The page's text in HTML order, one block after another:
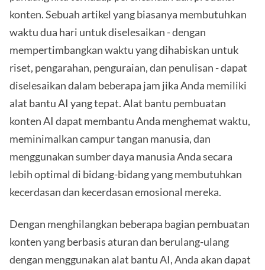
konten. Sebuah artikel yang biasanya membutuhkan
waktu dua hari untuk diselesaikan - dengan
mempertimbangkan waktu yang dihabiskan untuk
riset, pengarahan, penguraian, dan penulisan - dapat
diselesaikan dalam beberapa jam jika Anda memiliki
alat bantu AI yang tepat. Alat bantu pembuatan
konten AI dapat membantu Anda menghemat waktu,
meminimalkan campur tangan manusia, dan
menggunakan sumber daya manusia Anda secara
lebih optimal di bidang-bidang yang membutuhkan
kecerdasan dan kecerdasan emosional mereka.
Dengan menghilangkan beberapa bagian pembuatan
konten yang berbasis aturan dan berulang-ulang
dengan menggunakan alat bantu AI, Anda akan dapat